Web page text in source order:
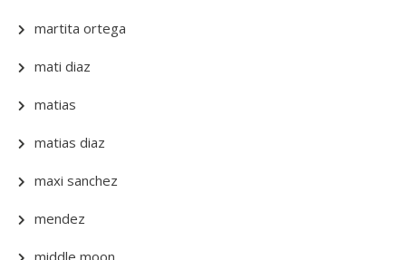
martita ortega
mati diaz
matias
matias diaz
maxi sanchez
mendez
middle moon